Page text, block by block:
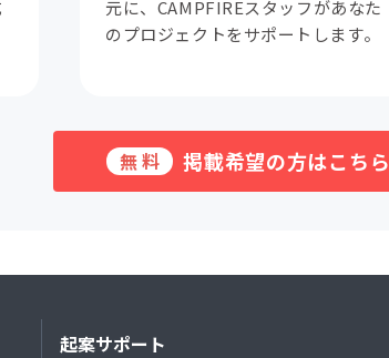
元に、CAMPFIREスタッフがあなた
のプロジェクトをサポートします。
無料 掲載希望の方はこちら
起案サポート